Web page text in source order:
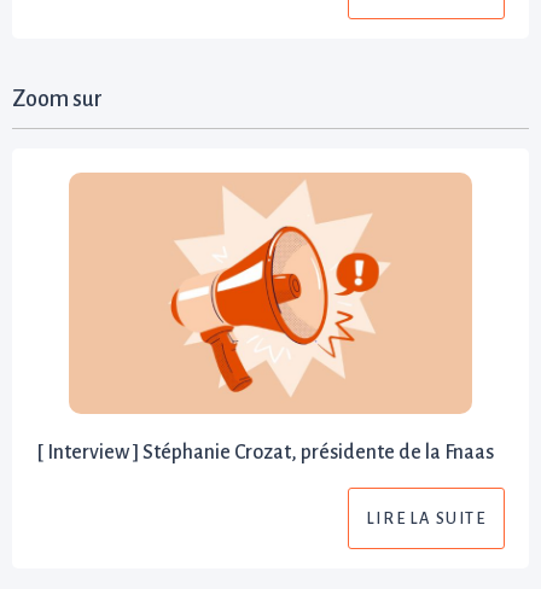
Zoom sur
[ Interview ] Stéphanie Crozat, présidente de la Fnaas
LIRE LA SUITE